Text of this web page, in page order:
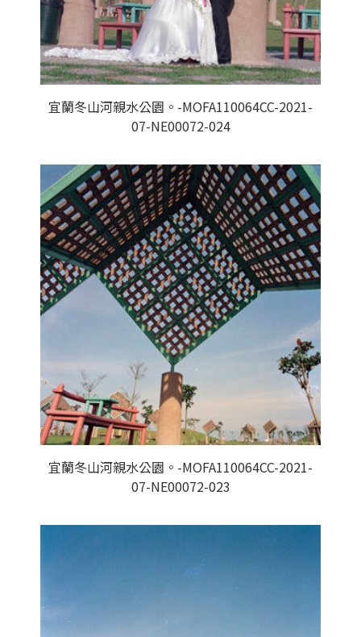
宜蘭冬山河親水公園。-MOFA110064CC-2021-
07-NE00072-024
宜蘭冬山河親水公園。-MOFA110064CC-2021-
07-NE00072-023